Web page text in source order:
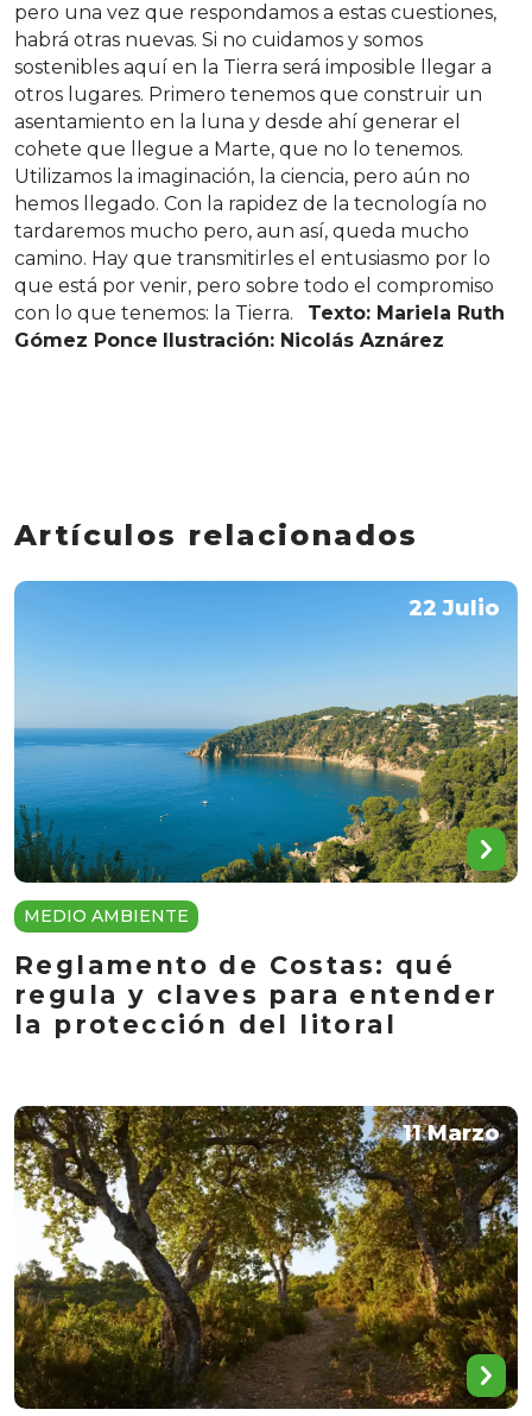
pero una vez que respondamos a estas cuestiones,
habrá otras nuevas. Si no cuidamos y somos
sostenibles aquí en la Tierra será imposible llegar a
otros lugares. Primero tenemos que construir un
asentamiento en la luna y desde ahí generar el
cohete que llegue a Marte, que no lo tenemos.
Utilizamos la imaginación, la ciencia, pero aún no
hemos llegado. Con la rapidez de la tecnología no
tardaremos mucho pero, aun así, queda mucho
camino. Hay que transmitirles el entusiasmo por lo
que está por venir, pero sobre todo el compromiso
con lo que tenemos: la Tierra. Texto: Mariela Ruth
Gómez Ponce Ilustración: Nicolás Aznárez
Artículos relacionados
22 Julio
MEDIO AMBIENTE
Reglamento de Costas: qué
regula y claves para entender
la protección del litoral
11 Marzo